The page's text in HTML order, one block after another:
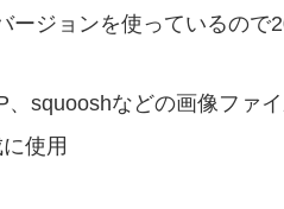
ージョンを使っているので
squooshなどの画像ファ
使用